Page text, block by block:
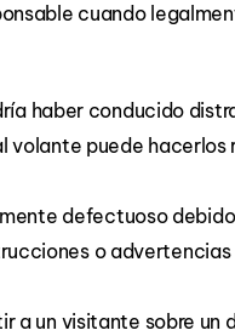
cuando
haber conducido
puede hacerlos
defectuoso
o advertencias
a un visitante sobre un